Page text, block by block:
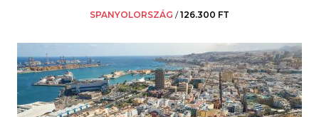
SPANYOLORSZÁG /126.300 FT